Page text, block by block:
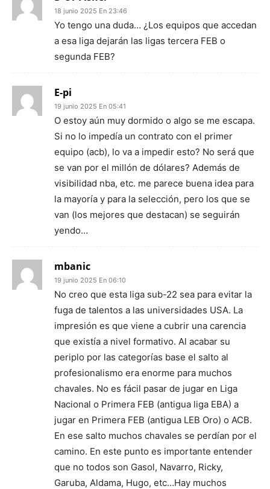
18 junio 2025 En 23:46
Yo tengo una duda… ¿Los equipos que accedan
a esa liga dejarán las ligas tercera FEB o
segunda FEB?
E-pi
19 junio 2025 En 05:41
O estoy aún muy dormido o algo se me escapa.
Si no lo impedía un contrato con el primer
equipo (acb), lo va a impedir esto? No será que
se van por el millón de dólares? Además de
visibilidad nba, etc. me parece buena idea para
la mayoría y para la selección, pero los que se
van (los mejores que destacan) se seguirán
yendo…
mbanic
19 junio 2025 En 06:10
No creo que esta liga sub-22 sea para evitar la
fuga de talentos a las universidades USA. La
impresión es que viene a cubrir una carencia
que existía a nivel formativo. Al acabar su
periplo por las categorías base el salto al
profesionalismo era enorme para muchos
chavales. No es fácil pasar de jugar en Liga
Nacional o Primera FEB (antigua liga EBA) a
jugar en Primera FEB (antigua LEB Oro) o ACB.
En ese salto muchos chavales se perdían por el
camino. En este punto es importante entender
que no todos son Gasol, Navarro, Ricky,
Garuba, Aldama, Hugo, etc…Hay muchos